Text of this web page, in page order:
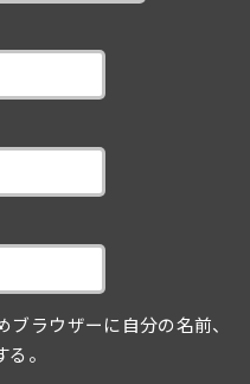
ラウザーに自分の名前、
。